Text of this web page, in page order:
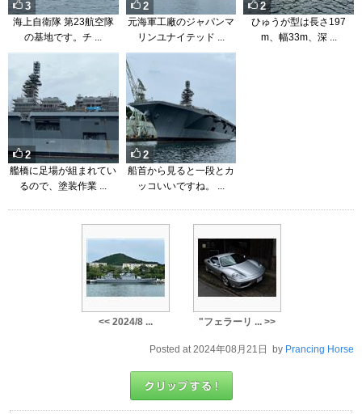
3
海上自衛隊 第23航空隊
の基地です。チ ...
2
元海軍工廠のジャパンマ
リンユナイテッド ...
2
ひゅうが型は長さ197
m、幅33m、深 ...
2
艦橋に足場が組まれてい
るので、塗装作業 ...
2
船首から見ると一段とカ
ッコいいですね。 ...
<< 2024/8 ... "フェラーリ ... >>
Posted at 2024年08月21日 by Prancing Horse